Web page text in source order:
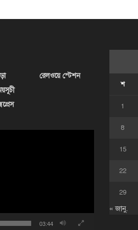
রেলওয়ে স্টেশন
03:44
শ
1
8
15
22
29
« জানু.